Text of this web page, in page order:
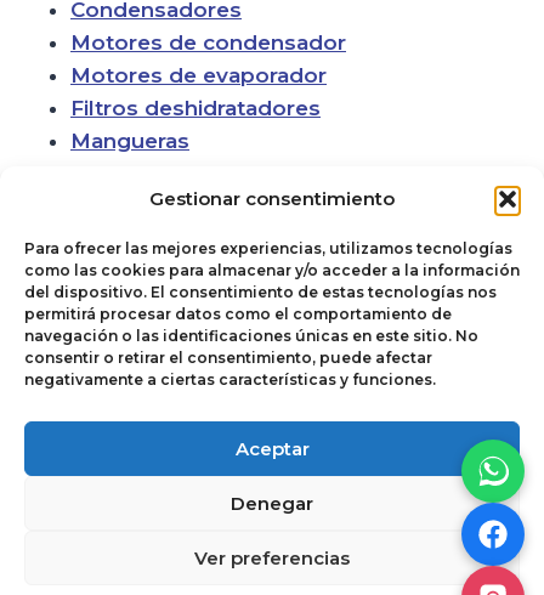
Gestionar consentimiento
Para ofrecer las mejores experiencias, utilizamos tecnologías
como las cookies para almacenar y/o acceder a la información
del dispositivo. El consentimiento de estas tecnologías nos
permitirá procesar datos como el comportamiento de
navegación o las identificaciones únicas en este sitio. No
consentir o retirar el consentimiento, puede afectar
negativamente a ciertas características y funciones.
Aceptar
Denegar
Ver preferencias
Condensadores
Motores de condensador
Motores de evaporador
Filtros deshidratadores
Mangueras
Autoclimas del
Política de cookies
Términos y
Condiciones de Uso
Aviso de Privacidad